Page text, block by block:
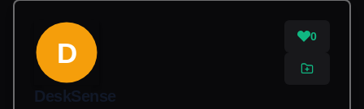
D
0
DeskSense